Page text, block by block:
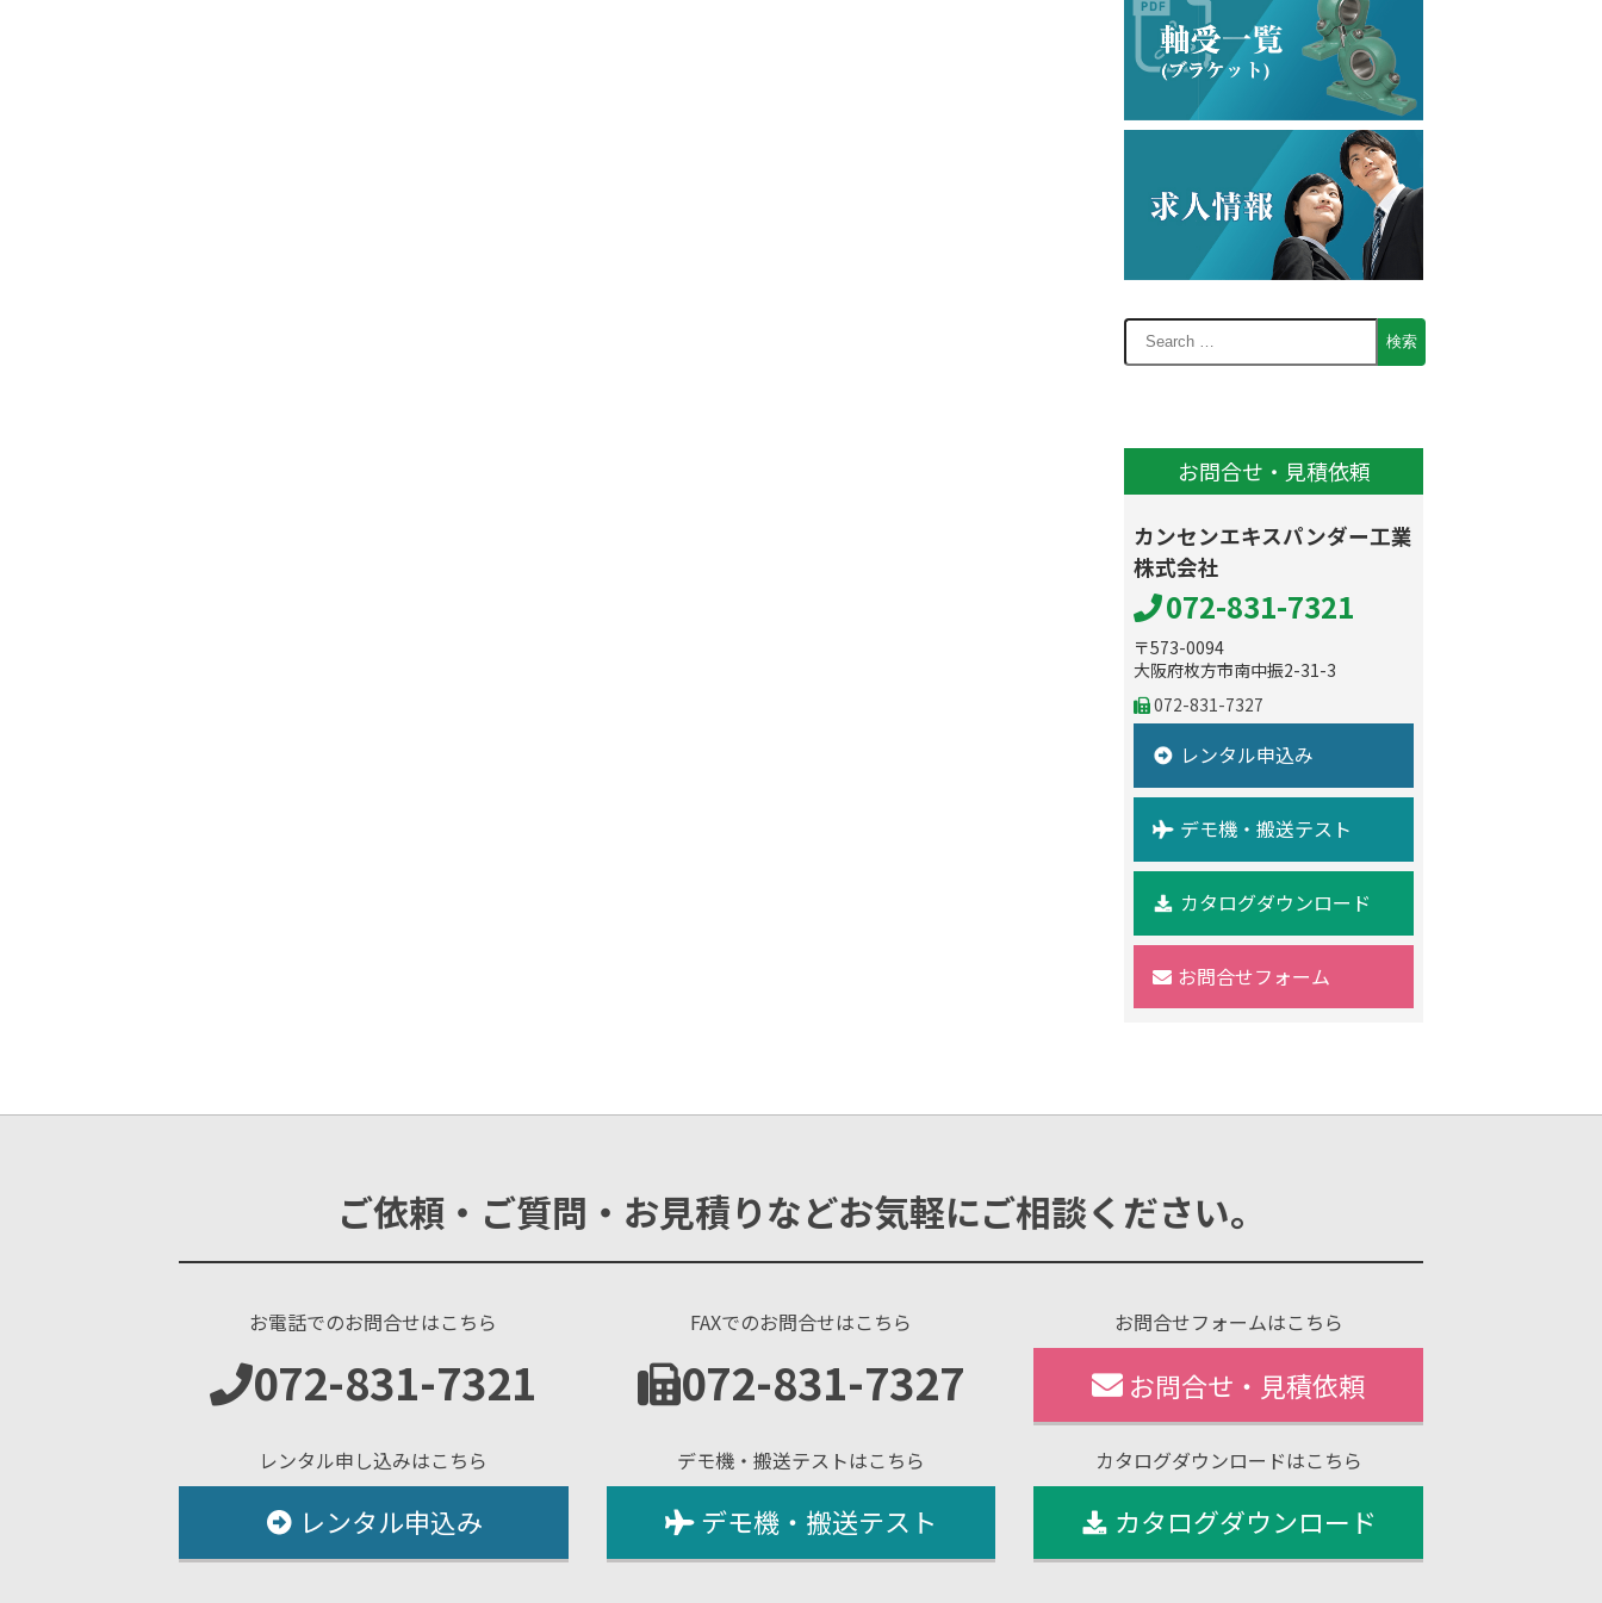
お問合せ・見積依頼
カンセンエキスパンダー工業
株式会社
072-831-7321
〒573-0094
大阪府枚方市南中振2-31-3
072-831-7327
レンタル申込み
デモ機・搬送テスト
カタログダウンロード
お問合せフォーム
ご依頼・ご質問・お見積りなどお気軽にご相談ください。
お電話でのお問合せはこちら
072-831-7321
FAXでのお問合せはこちら
072-831-7327
お問合せフォームはこちら
お問合せ・見積依頼
レンタル申し込みはこちら
レンタル申込み
デモ機・搬送テストはこちら
デモ機・搬送テスト
カタログダウンロードはこちら
カタログダウンロード